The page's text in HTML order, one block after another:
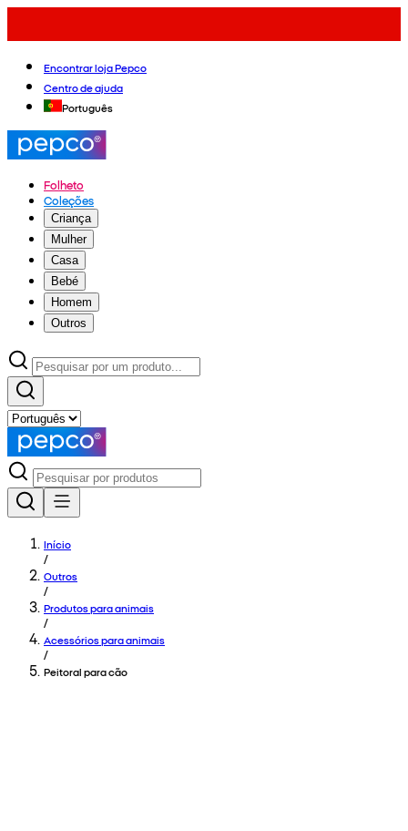
Encontrar loja Pepco
Centro de ajuda
Português
Folheto
Coleções
Criança
Mulher
Casa
Bebé
Homem
Outros
Início
/
Outros
/
Produtos para animais
/
Acessórios para animais
/
Peitoral para cão